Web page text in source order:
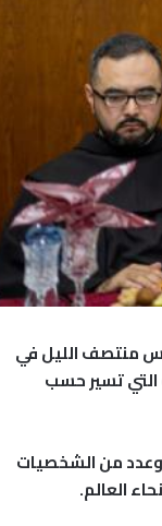
منتصف الليل في
التي تسير حسب
من الشخصيات
العالم.